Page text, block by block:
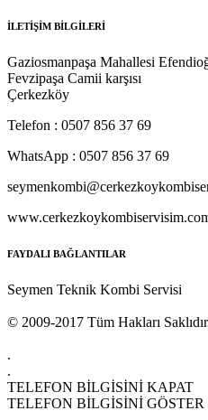
İLETİŞİM BİLGİLERİ
Gaziosmanpaşa Mahallesi
Fevzipaşa Camii karşısı
Çerkezköy
Telefon : 0507 856 37 69
WhatsApp : 0507 856 37 69
FAYDALI BAĞLANTILAR
Seymen Teknik Kombi Servisi
© 2009-2017 Tüm Hakları
.
.
TELEFON BİLGİSİNİ KAPAT
TELEFON BİLGİSİNİ GÖSTER